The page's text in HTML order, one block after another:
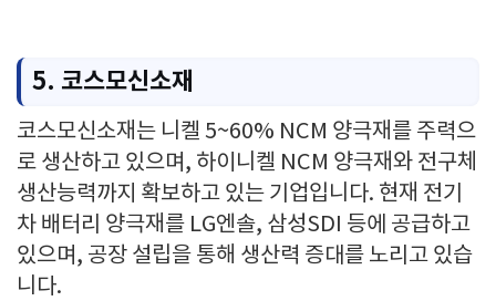
5. 코스모신소재
코스모신소재는 니켈 5~60% NCM 양극재를 주력으
로 생산하고 있으며, 하이니켈 NCM 양극재와 전구체
생산능력까지 확보하고 있는 기업입니다. 현재 전기
차 배터리 양극재를 LG엔솔, 삼성SDI 등에 공급하고
있으며, 공장 설립을 통해 생산력 증대를 노리고 있습
니다.